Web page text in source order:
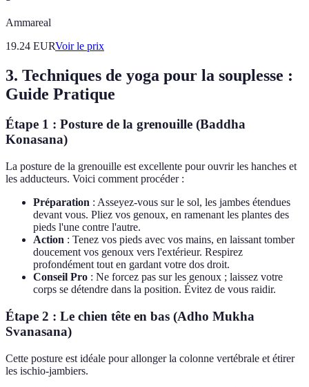
Ammareal
19.24 EURVoir le prix
3. Techniques de yoga pour la souplesse :
Guide Pratique
Étape 1 : Posture de la grenouille (Baddha
Konasana)
La posture de la grenouille est excellente pour ouvrir les hanches et
les adducteurs. Voici comment procéder :
Préparation : Asseyez-vous sur le sol, les jambes étendues
devant vous. Pliez vos genoux, en ramenant les plantes des
pieds l'une contre l'autre.
Action : Tenez vos pieds avec vos mains, en laissant tomber
doucement vos genoux vers l'extérieur. Respirez
profondément tout en gardant votre dos droit.
Conseil Pro : Ne forcez pas sur les genoux ; laissez votre
corps se détendre dans la position. Évitez de vous raidir.
Étape 2 : Le chien tête en bas (Adho Mukha
Svanasana)
Cette posture est idéale pour allonger la colonne vertébrale et étirer
les ischio-jambiers.